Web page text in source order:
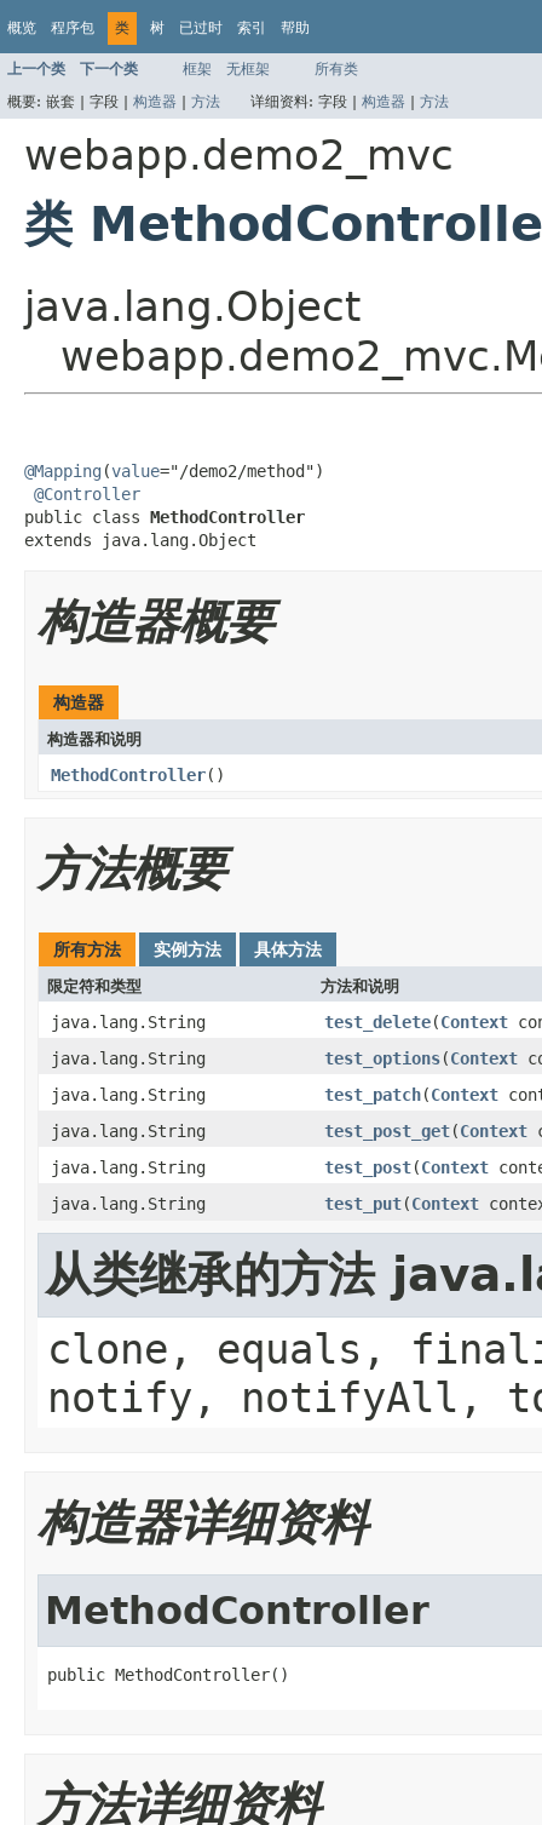
概览 程序包 类 树 已过时 索引 帮助
上一个类 下一个类 框架 无框架
所有类
概要: 嵌套 | 字段 | 构造器 | 方法 详细资料: 字段 | 构造器 | 方法
webapp.demo2_mvc
类
java.lang.Object
@Mapping (value="/demo2/method")
@Controller
public class MethodController
extends java.lang.Object
构造器概要
构造器
构造器和说明
MethodController()
方法概要
所有方法 实例方法 具体方法
限定符和类型 方法和说明
java.lang.String test_delete(Context
java.lang.String
test_options(Context
java.lang.String
test_patch(Context
java.lang.String
test_post_get(Context
java.lang.String
test_post(Context
java.lang.String
test_put(Context
从类继承的方法
clone, equals,
notify, notifyAll,
构造器详细资料
MethodController
public MethodController()
方法详细资料